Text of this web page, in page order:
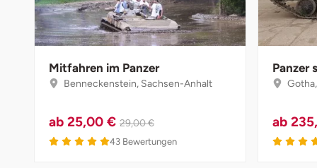
Mitfahren im Panzer
Benneckenstein, Sachsen-Anhalt
ab 25,00 € 29,00 €
43 Bewertungen
Panzer
ab
Düsseldorf
Erfurt
Erlangen
Flensburg